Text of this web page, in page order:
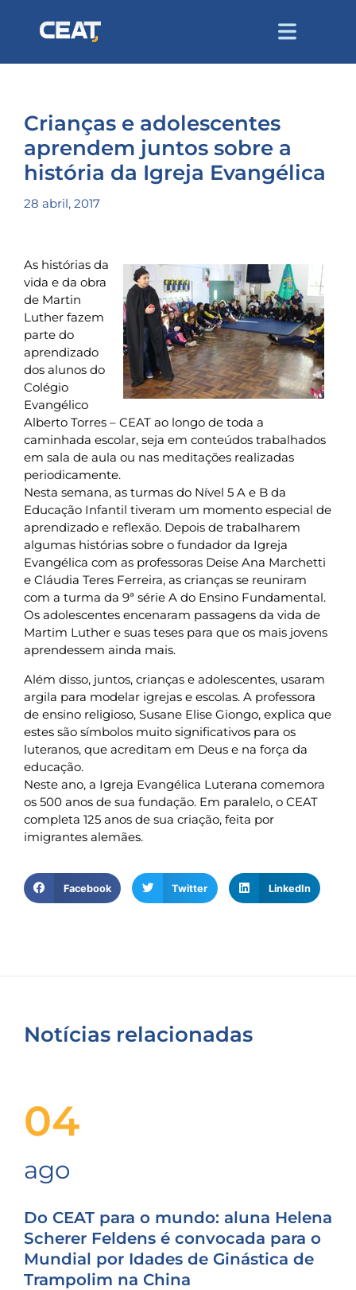
Crianças e adolescentes
aprendem juntos sobre a
história da Igreja Evangélica
28 abril, 2017
As histórias da
vida e da obra
de Martin
Luther fazem
parte do
aprendizado
dos alunos do
Colégio
Evangélico
Alberto Torres – CEAT ao longo de toda a
caminhada escolar, seja em conteúdos trabalhados
em sala de aula ou nas meditações realizadas
periodicamente.
Nesta semana, as turmas do Nível 5 A e B da
Educação Infantil tiveram um momento especial de
aprendizado e reflexão. Depois de trabalharem
algumas histórias sobre o fundador da Igreja
Evangélica com as professoras Deise Ana Marchetti
e Cláudia Teres Ferreira, as crianças se reuniram
com a turma da 9ª série A do Ensino Fundamental.
Os adolescentes encenaram passagens da vida de
Martim Luther e suas teses para que os mais jovens
aprendessem ainda mais.
Além disso, juntos, crianças e adolescentes, usaram
argila para modelar igrejas e escolas. A professora
de ensino religioso, Susane Elise Giongo, explica que
estes são símbolos muito significativos para os
luteranos, que acreditam em Deus e na força da
educação.
Neste ano, a Igreja Evangélica Luterana comemora
os 500 anos de sua fundação. Em paralelo, o CEAT
completa 125 anos de sua criação, feita por
imigrantes alemães.
Facebook Twitter LinkedIn
Notícias relacionadas
04
ago
Do CEAT para o mundo: aluna Helena
Scherer Feldens é convocada para o
Mundial por Idades de Ginástica de
Trampolim na China